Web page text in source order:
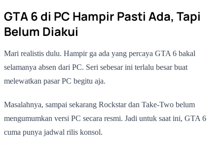
GTA 6 di PC Hampir Pasti Ada, Tapi
Belum Diakui
Mari realistis dulu. Hampir ga ada yang percaya GTA 6 bakal
selamanya absen dari PC. Seri sebesar ini terlalu besar buat
melewatkan pasar PC begitu aja.
Masalahnya, sampai sekarang Rockstar dan Take-Two belum
mengumumkan versi PC secara resmi. Jadi untuk saat ini, GTA 6
cuma punya jadwal rilis konsol.